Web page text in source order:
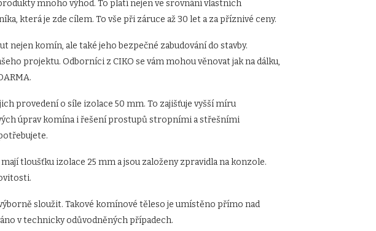
mnoho výhod. To platí nejen ve srovnání vlastních
která je zde cílem. To vše při záruce až 30 let a za příznivé ceny.
komín, ale také jeho bezpečné zabudování do stavby.
projektu. Odborníci z CIKO se vám mohou věnovat jak na dálku,
provedení o síle izolace 50 mm. To zajišťuje vyšší míru
úprav komína i řešení prostupů stropními a střešními
tloušťku izolace 25 mm a jsou založeny zpravidla na konzole.
sloužit. Takové komínové těleso je umístěno přímo nad
v technicky odůvodněných případech.